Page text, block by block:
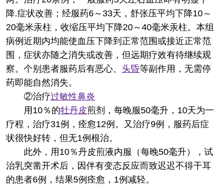
降.症状改善；经服药6～33天，舒张压平均下降10～
20毫米汞柱，收缩压平均下降20～40毫米汞柱。本组
病例近期内均能使血压下降到正常范围或接近正常范
围，症状亦随之消失或改善，但远期疗效有待继续观
察。个别患者服药后有恶心、 头昏等副作用，无需停
药即能自然消失。
②治疗过敏性鼻炎
用10％的牡丹皮煎剂，每晚服50毫升，10天为一
疗程，治疗31例，痊愈12例。又治疗9例，服药后症
状很快好转，但无1例根治。
此外，用10％丹皮煎液内服（每晚50毫升），试
治乳突凿开术后，因伴有变态反应而致迟迟不得干耳
的患者6例，结果5例痊愈，1例减轻。